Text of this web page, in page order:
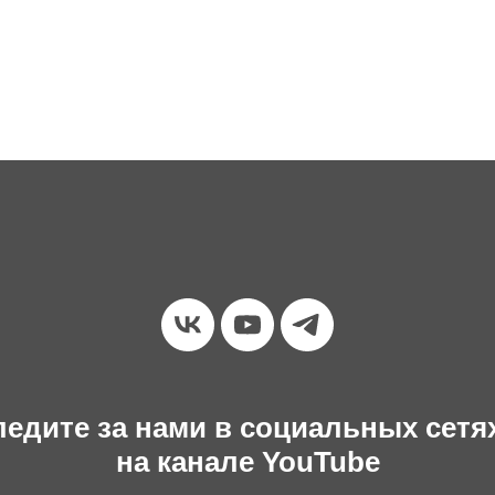
за нами в социальных
на канале YouTube